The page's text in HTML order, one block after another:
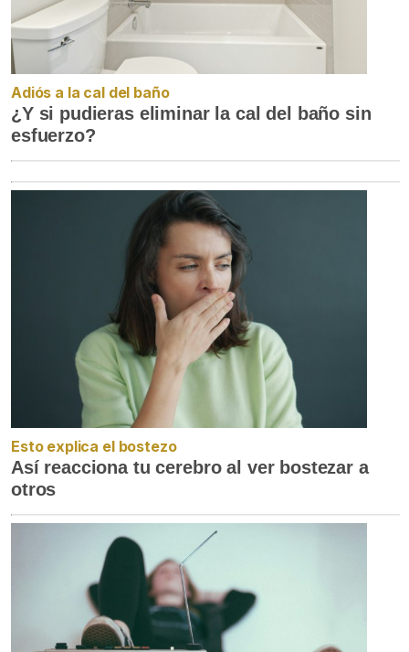
Adiós a la cal del baño
¿Y si pudieras eliminar la cal del baño sin
esfuerzo?
Esto explica el bostezo
Así reacciona tu cerebro al ver bostezar a
otros